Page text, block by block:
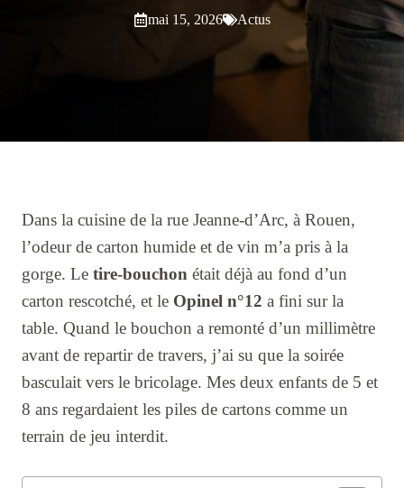
mai 15, 2026 Actus
Dans la cuisine de la rue Jeanne-d’Arc, à Rouen,
l’odeur de carton humide et de vin m’a pris à la
gorge. Le tire-bouchon était déjà au fond d’un
carton rescotché, et le Opinel n°12 a fini sur la
table. Quand le bouchon a remonté d’un millimètre
avant de repartir de travers, j’ai su que la soirée
basculait vers le bricolage. Mes deux enfants de 5 et
8 ans regardaient les piles de cartons comme un
terrain de jeu interdit.